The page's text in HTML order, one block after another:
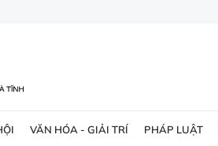
VĂN HÓA - GIẢI TRÍ PHÁP LUẬT